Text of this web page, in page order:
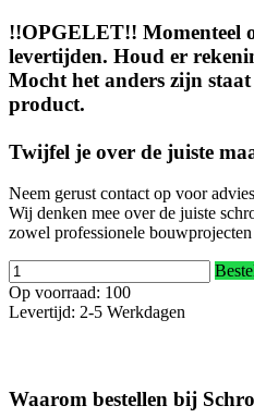
!!OPGELET!! Momenteel
levertijden. Houd er
Mocht het anders zijn
product.
Twijfel je over de juiste
Neem gerust contact op voor
Wij denken mee over de juiste
zowel professionele
Op voorraad: 100
Levertijd: 2-5 Werkdagen
Waarom bestellen bij